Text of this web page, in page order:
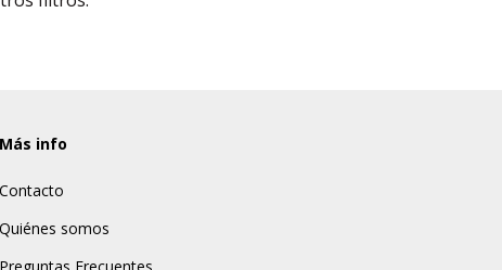
Más info
Contacto
Quiénes somos